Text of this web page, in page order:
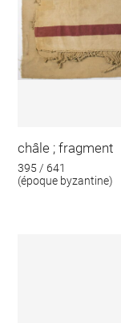
châle ; fragment
395 / 641
(époque byzantine)